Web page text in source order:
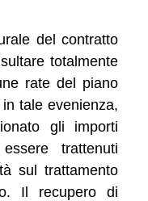
del contratto
totalmente
rate del piano
tale evenienza,
gli importi
trattenuti
sul trattamento
Il recupero di